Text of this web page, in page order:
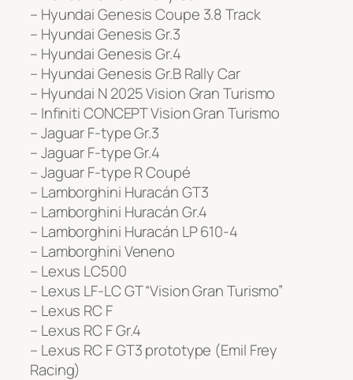
– Hyundai Genesis Coupe 3.8 Track
– Hyundai Genesis Gr.3
– Hyundai Genesis Gr.4
– Hyundai Genesis Gr.B Rally Car
– Hyundai N 2025 Vision Gran Turismo
– Infiniti CONCEPT Vision Gran Turismo
– Jaguar F-type Gr.3
– Jaguar F-type Gr.4
– Jaguar F-type R Coupé
– Lamborghini Huracán GT3
– Lamborghini Huracán Gr.4
– Lamborghini Huracán LP 610-4
– Lamborghini Veneno
– Lexus LC500
– Lexus LF-LC GT “Vision Gran Turismo”
– Lexus RC F
– Lexus RC F Gr.4
– Lexus RC F GT3 prototype (Emil Frey
Racing)